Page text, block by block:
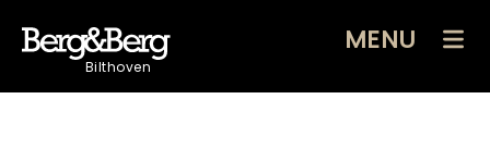
Bilthoven
MENU